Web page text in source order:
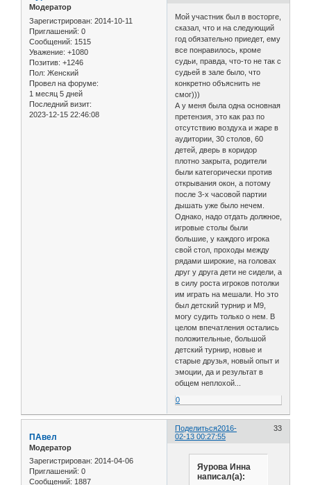
Модератор
Зарегистрирован: 2014-10-11
Приглашений: 0
Сообщений: 1515
Уважение: +1080
Позитив: +1246
Пол: Женский
Провел на форуме:
1 месяц 5 дней
Последний визит:
2023-12-15 22:46:08
Мой участник был в восторге,
сказал, что и на следующий
год обязательно приедет, ему
все понравилось, кроме
судьи, правда, что-то не так с
судьей в зале было, что
конкретно объяснить не
смог)))
А у меня была одна основная
претензия, это как раз по
отсутствию воздуха и жаре в
аудитории, 30 столов, 60
детей, дверь в коридор
плотно закрыта, родители
были категорически против
открывания окон, а потому
после 3-х часовой партии
дышать уже было нечем.
Однако, надо отдать должное,
игровые столы были
большие, у каждого игрока
свой стол, проходы между
рядами широкие, на головах
друг у друга дети не сидели, а
в силу роста игроков потолки
им играть на мешали. Но это
был детский турнир и М9,
могу судить только о нем. В
целом впечатления остались
положительные, большой
детский турнир, новые и
старые друзья, новый опыт и
эмоции, да и результат в
общем неплохой...
0
Поделиться 33
2016-
02-13 00:27:55
ПАвел
Модератор
Зарегистрирован: 2014-04-06
Приглашений: 0
Сообщений: 1887
Яурова Инна
написал(а):